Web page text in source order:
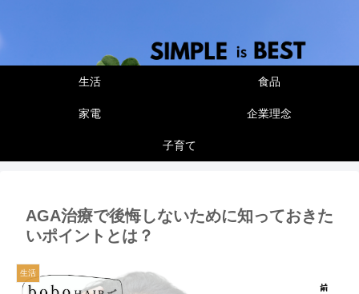
生活 食品
家電 企業理念
子育て
AGA治療で後悔しないために知っておきた
いポイントとは？
生活